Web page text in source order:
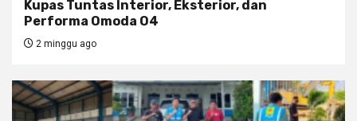
Kupas Tuntas Interior, Eksterior, dan
Performa Omoda O4
2 minggu ago